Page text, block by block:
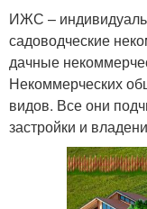
ИЖС –
садоводческие
дачные
Некоммерческих
видов. Все они
застройки и